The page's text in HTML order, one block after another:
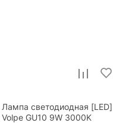
Лампа светодиодная [LED]
Volpe GU10 9W 3000K